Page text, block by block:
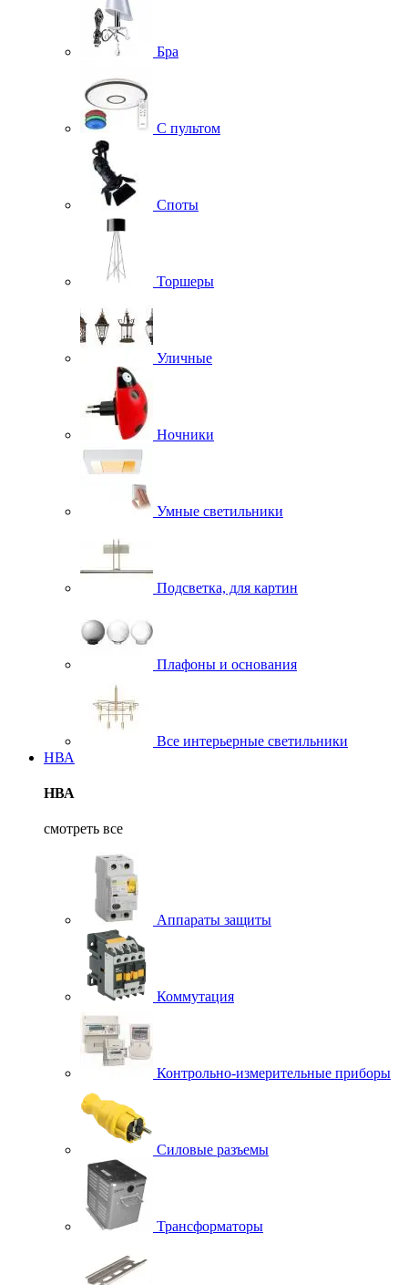
Бра
С пультом
Споты
Торшеры
Уличные
Ночники
Умные светильники
Подсветка, для картин
Плафоны и основания
Все интерьерные светильники
НВА
НВА
смотреть все
Аппараты защиты
Коммутация
Контрольно-измерительные приборы
Силовые разъемы
Трансформаторы